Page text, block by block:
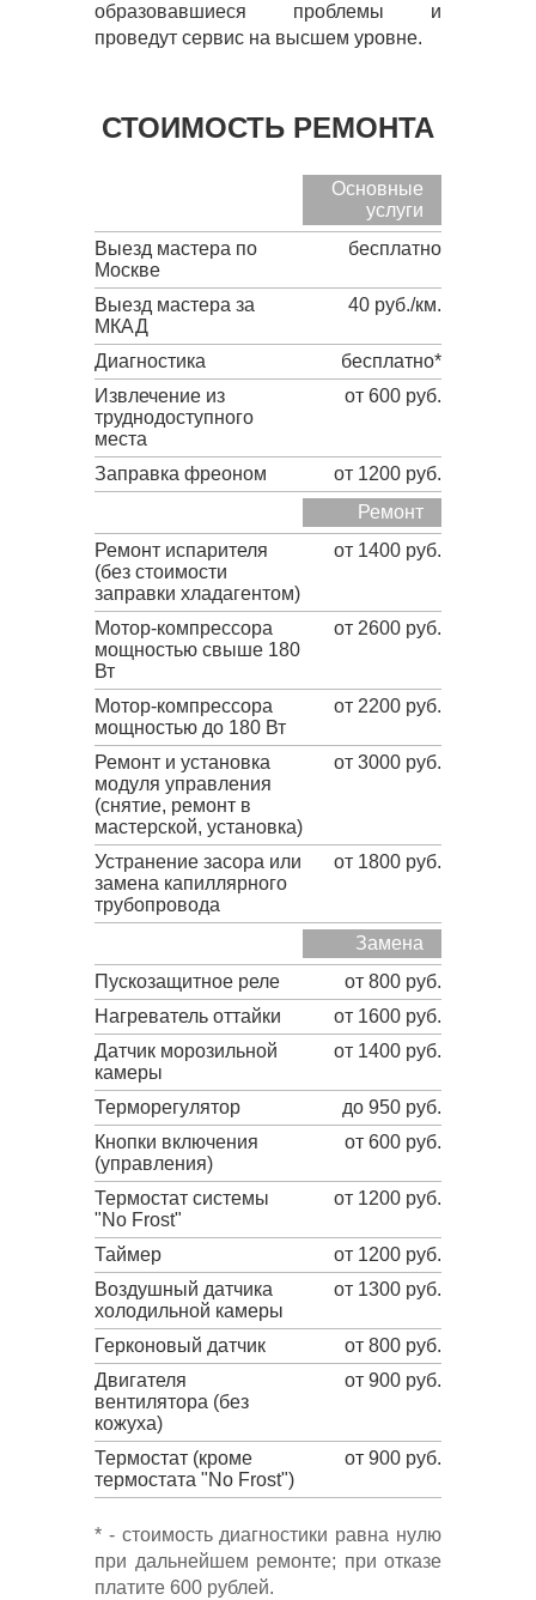
образовавшиеся проблемы и
проведут сервис на высшем уровне.
СТОИМОСТЬ РЕМОНТА
Основные
услуги
Выезд мастера по
Москве
бесплатно
Выезд мастера за
МКАД
40 руб./км.
Диагностика
бесплатно*
Извлечение из
труднодоступного
места
от 600 руб.
Заправка фреоном
от 1200 руб.
Ремонт
Ремонт испарителя
(без стоимости
заправки хладагентом)
от 1400 руб.
Мотор-компрессора
мощностью свыше 180
Вт
от 2600 руб.
Мотор-компрессора
мощностью до 180 Вт
от 2200 руб.
Ремонт и установка
модуля управления
(снятие, ремонт в
мастерской, установка)
от 3000 руб.
Устранение засора или
замена капиллярного
трубопровода
от 1800 руб.
Замена
Пускозащитное реле
от 800 руб.
Нагреватель оттайки
от 1600 руб.
Датчик морозильной
камеры
от 1400 руб.
Терморегулятор
до 950 руб.
Кнопки включения
(управления)
от 600 руб.
Термостат системы
"No Frost"
от 1200 руб.
Таймер
от 1200 руб.
Воздушный датчика
холодильной камеры
от 1300 руб.
Герконовый датчик
от 800 руб.
Двигателя
вентилятора (без
кожуха)
от 900 руб.
Термостат (кроме
термостата "No Frost")
от 900 руб.
* - стоимость диагностики равна нулю
при дальнейшем ремонте; при отказе
платите 600 рублей.